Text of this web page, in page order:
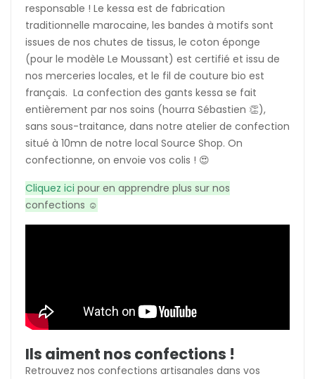
responsable ! Le kessa est de fabrication
traditionnelle marocaine, les bandes à motifs sont
issues de nos chutes de tissus, le coton éponge
(pour le modèle Le Moussant) est certifié et issu de
nos merceries locales, et le fil de couture bio est
français. La confection des gants kessa se fait
entièrement par nos soins (hourra Sébastien 👏),
sans sous-traitance, dans notre atelier de confection
situé à 10mn de notre local Source Shop. On
confectionne, on envoie vos colis ! 😍
Cliquez ici pour en apprendre plus sur nos
confections ☺️
Ils aiment nos confections !
Retrouvez nos confections artisanales dans vos